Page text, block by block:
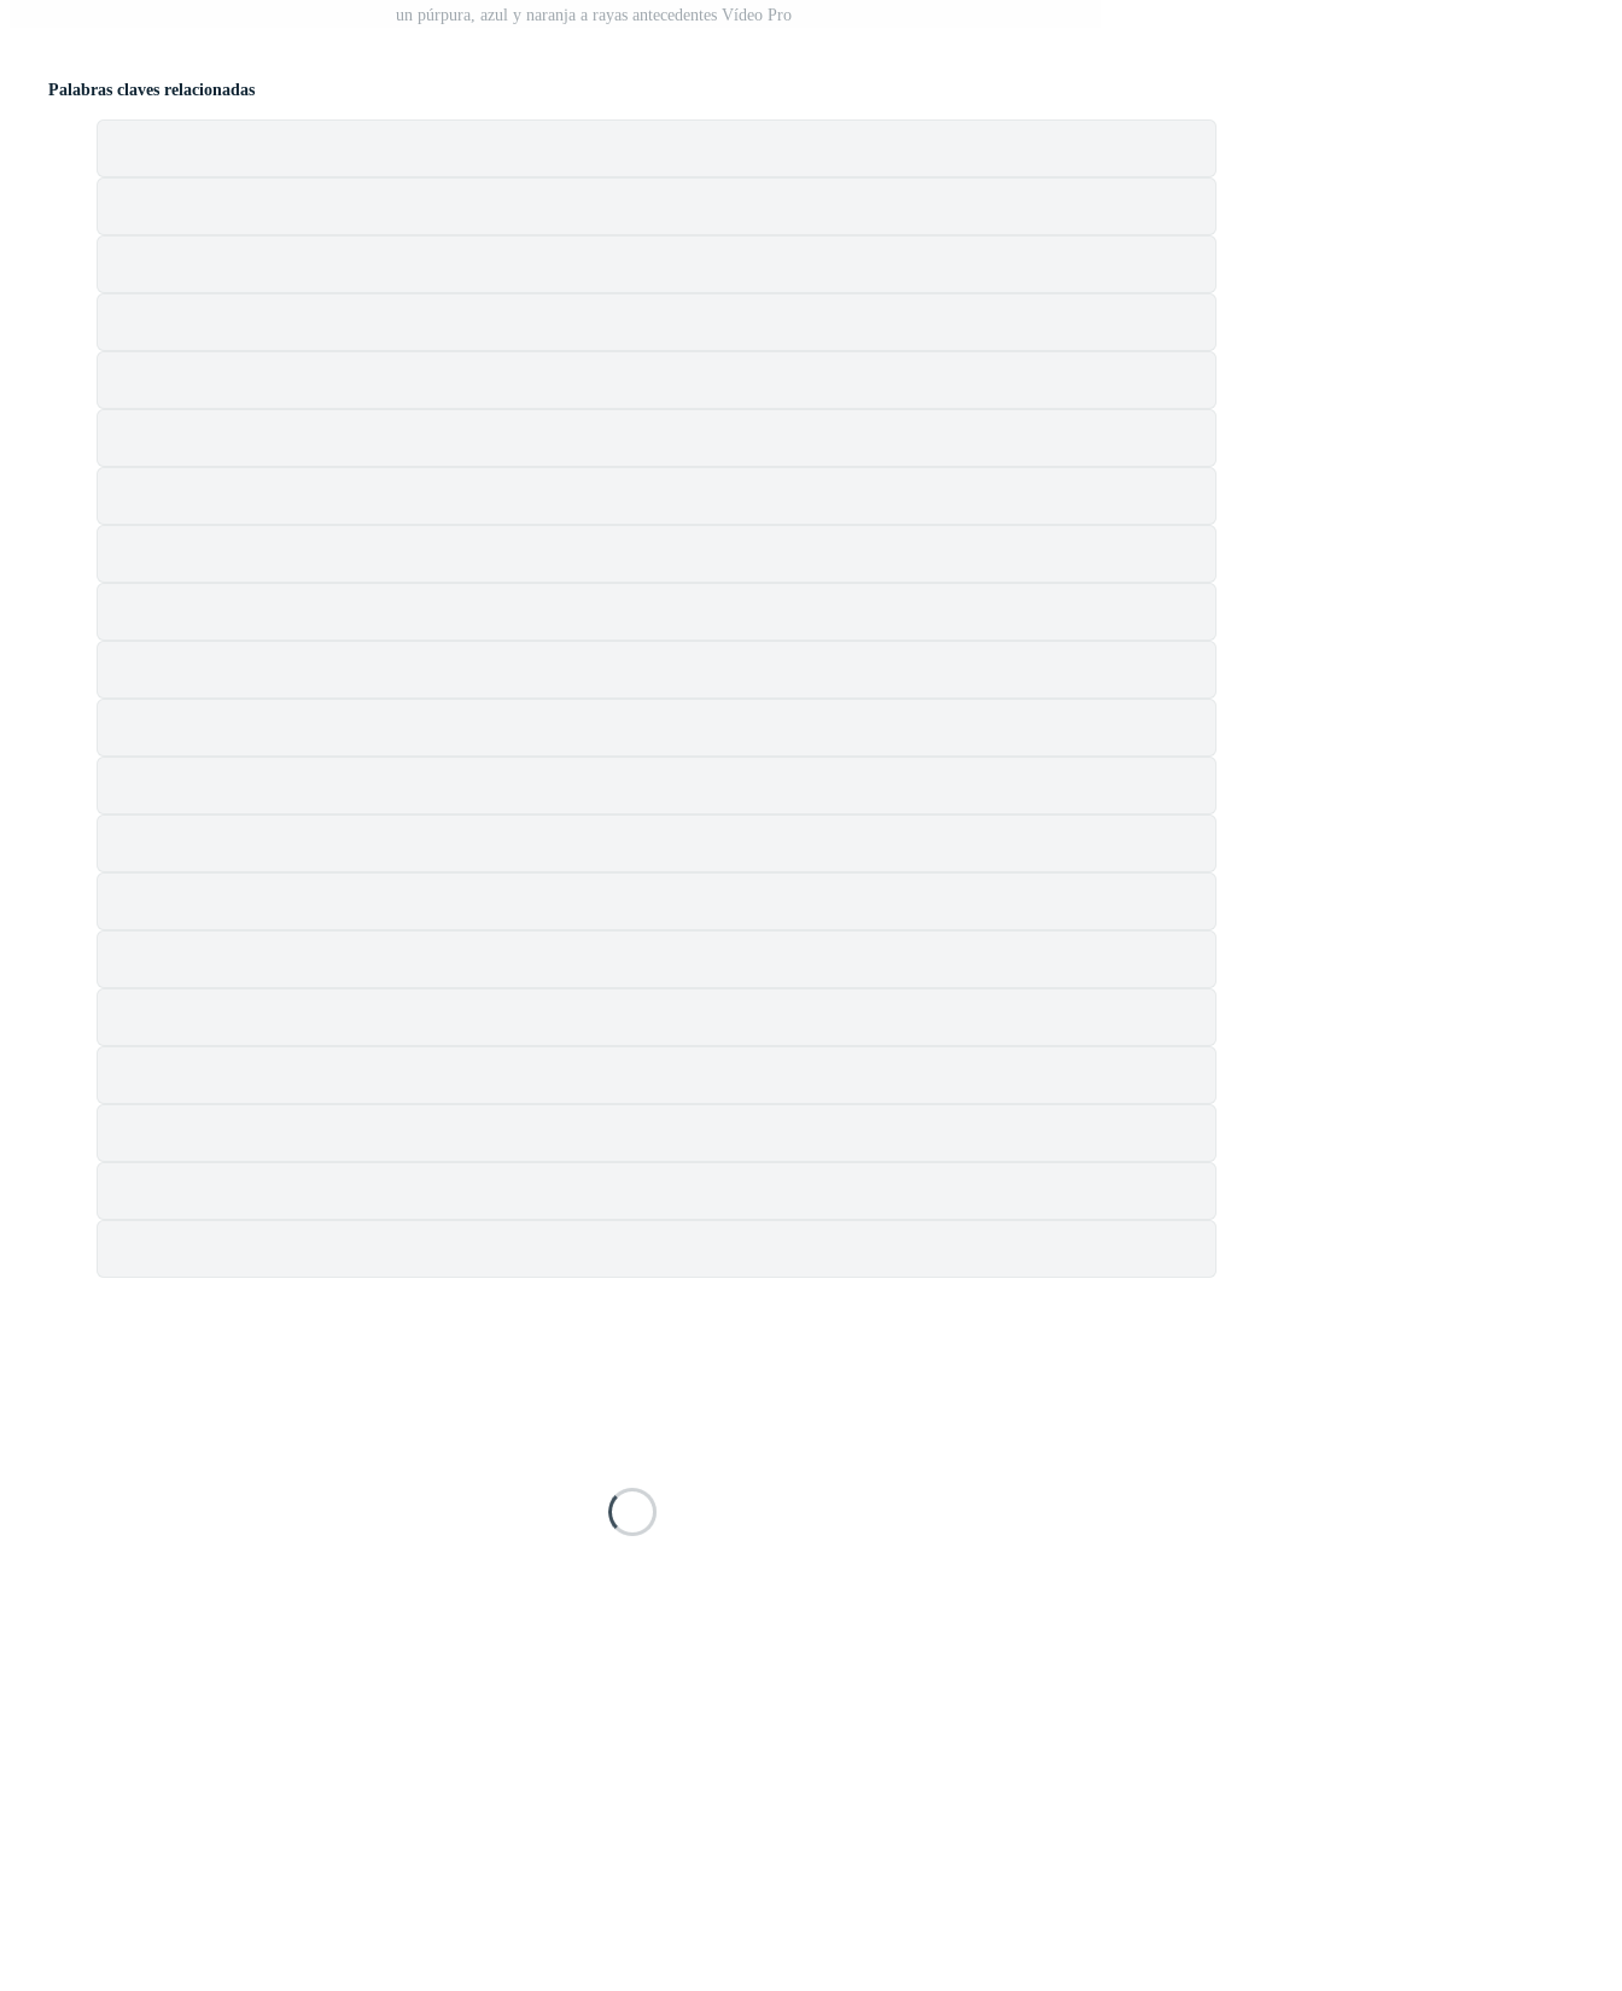
un púrpura, azul y naranja a rayas antecedentes Vídeo Pro
Palabras claves relacionadas